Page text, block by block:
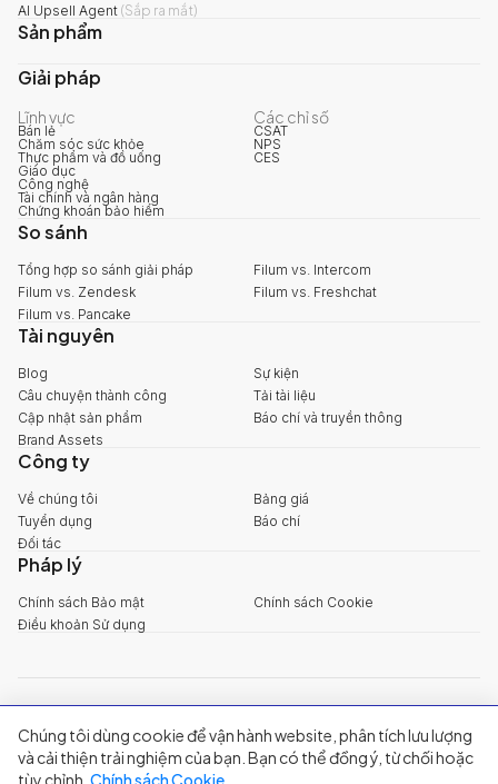
AI Upsell Agent (Sắp ra mắt)
Sản phẩm
Giải pháp
Lĩnh vực
Bán lẻ
Chăm sóc sức khỏe
Thực phẩm và đồ uống
Giáo dục
Công nghệ
Tài chính và ngân hàng
Chứng khoán bảo hiểm
Các chỉ số
CSAT
NPS
CES
So sánh
Tổng hợp so sánh giải pháp
Filum vs. Intercom
Filum vs. Zendesk
Filum vs. Freshchat
Filum vs. Pancake
Tài nguyên
Blog
Sự kiện
Câu chuyện thành công
Tải tài liệu
Cập nhật sản phẩm
Báo chí và truyền thông
Brand Assets
Công ty
Về chúng tôi
Bảng giá
Tuyển dụng
Báo chí
Đối tác
Pháp lý
Chính sách Bảo mật
Chính sách Cookie
Điều khoản Sử dụng
+84 888 18 1313
Trụ sở chính: Tầng 03, 65-67 Đường B4, Khu đô thị Sala, Phường An
Khánh, TP Hồ Chí Minh
Chúng tôi dùng cookie để vận hành website, phân tích lưu lượng
và cải thiện trải nghiệm của bạn. Bạn có thể đồng ý, từ chối hoặc
tùy chỉnh. Chính sách Cookie